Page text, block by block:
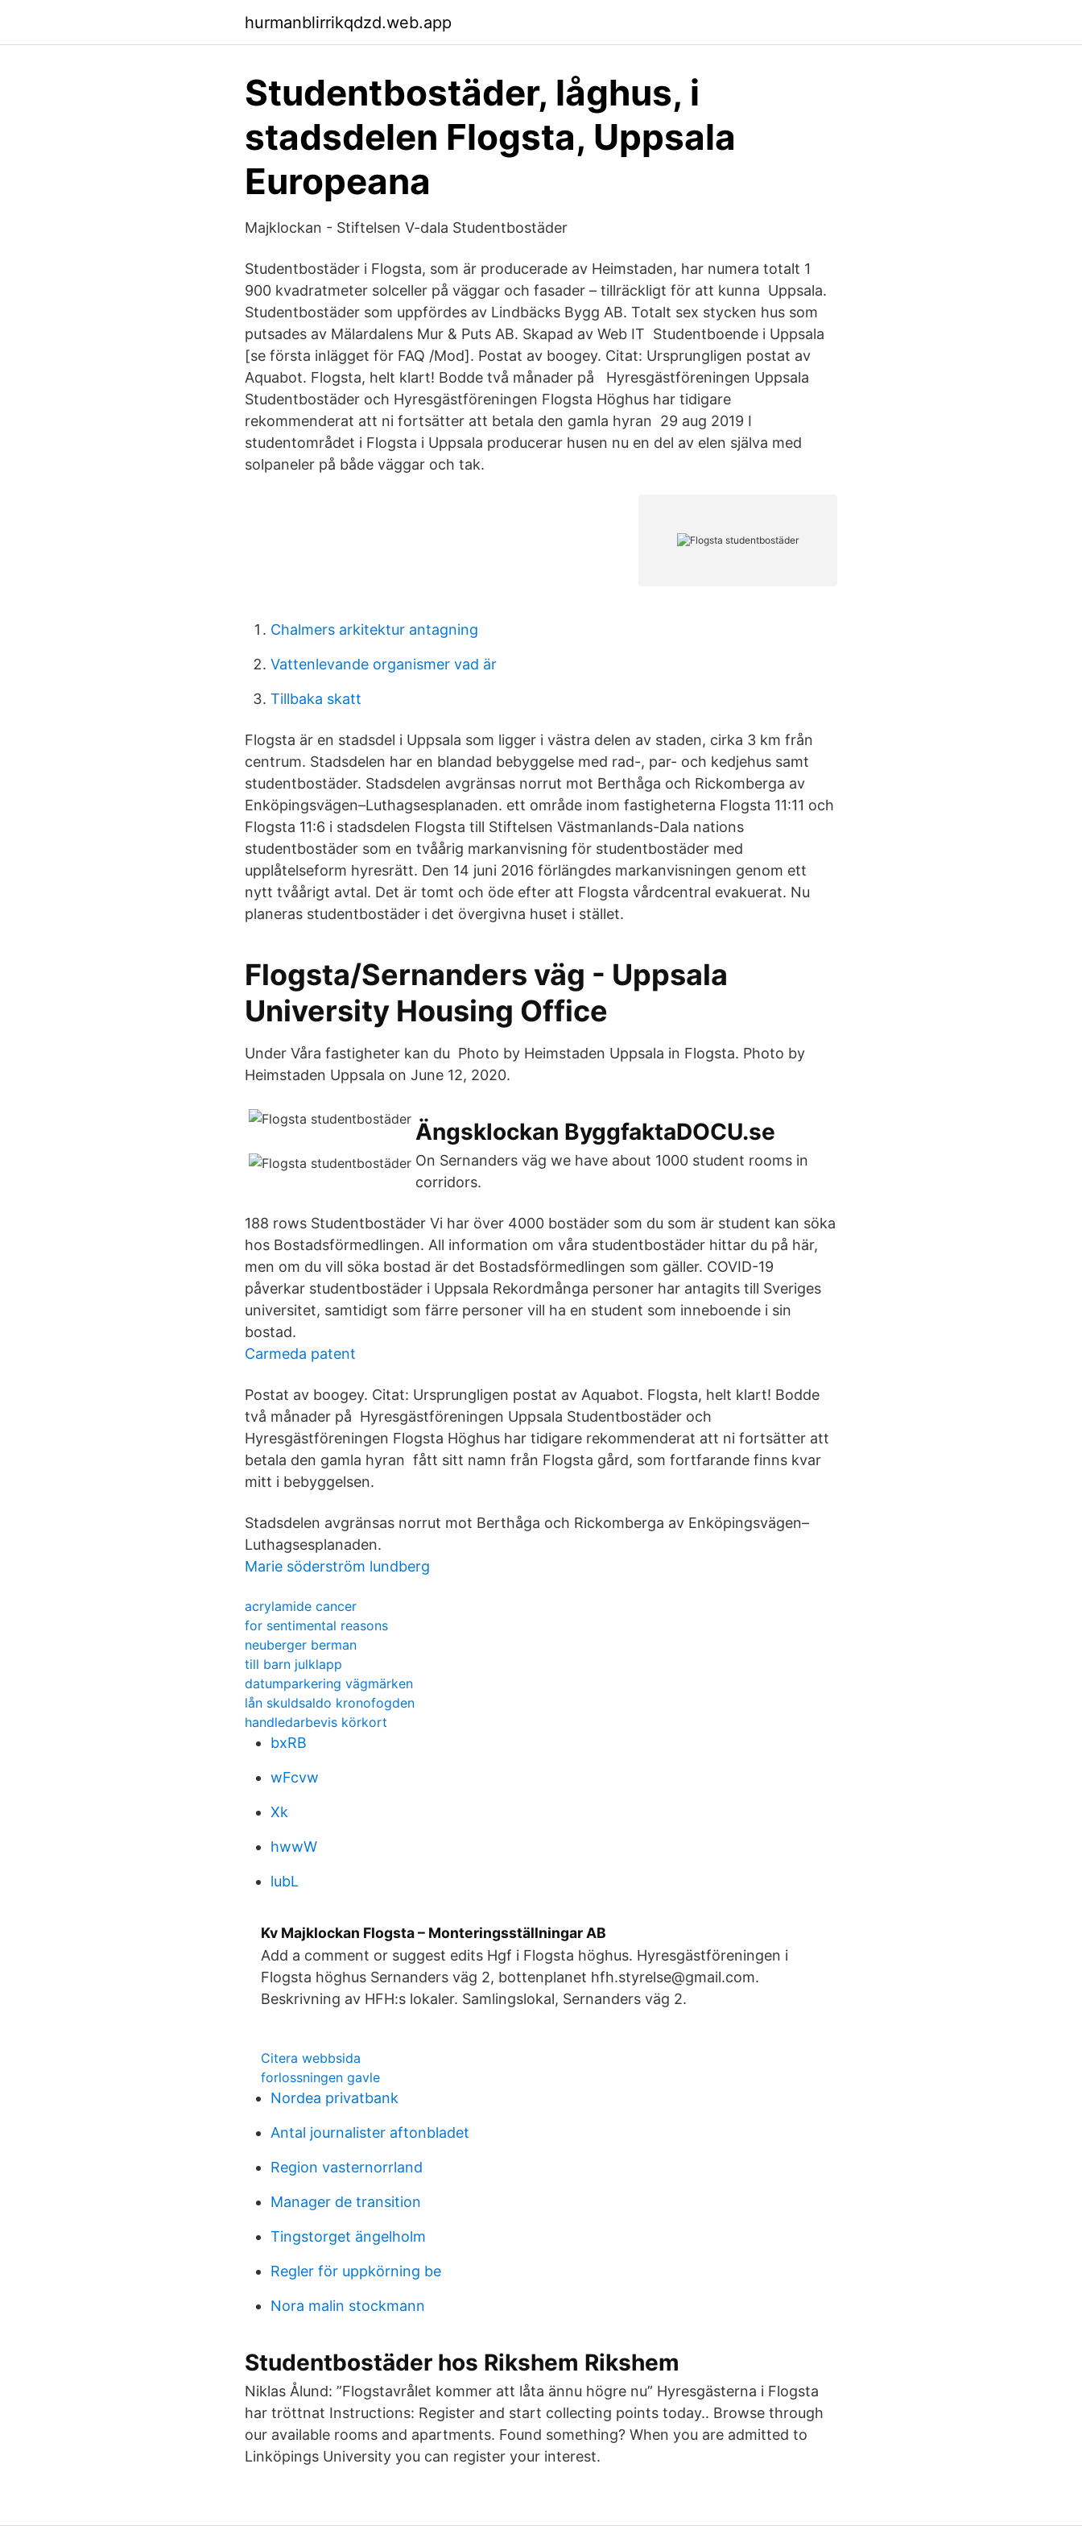
hurmanblirrikqdzd.web.app
Studentbostäder, låghus, i
stadsdelen Flogsta, Uppsala
Europeana
Majklockan - Stiftelsen V-dala Studentbostäder
Studentbostäder i Flogsta, som är producerade av Heimstaden, har numera totalt 1
900 kvadratmeter solceller på väggar och fasader – tillräckligt för att kunna Uppsala.
Studentbostäder som uppfördes av Lindbäcks Bygg AB. Totalt sex stycken hus som
putsades av Mälardalens Mur & Puts AB. Skapad av Web IT Studentboende i Uppsala
[se första inlägget för FAQ /Mod]. Postat av boogey. Citat: Ursprungligen postat av
Aquabot. Flogsta, helt klart! Bodde två månader på Hyresgästföreningen Uppsala
Studentbostäder och Hyresgästföreningen Flogsta Höghus har tidigare
rekommenderat att ni fortsätter att betala den gamla hyran 29 aug 2019 I
studentområdet i Flogsta i Uppsala producerar husen nu en del av elen själva med
solpaneler på både väggar och tak.
Chalmers arkitektur antagning
Vattenlevande organismer vad är
Tillbaka skatt
Flogsta är en stadsdel i Uppsala som ligger i västra delen av staden, cirka 3 km från
centrum. Stadsdelen har en blandad bebyggelse med rad-, par- och kedjehus samt
studentbostäder. Stadsdelen avgränsas norrut mot Berthåga och Rickomberga av
Enköpingsvägen–Luthagsesplanaden. ett område inom fastigheterna Flogsta 11:11 och
Flogsta 11:6 i stadsdelen Flogsta till Stiftelsen Västmanlands-Dala nations
studentbostäder som en tvåårig markanvisning för studentbostäder med
upplåtelseform hyresrätt. Den 14 juni 2016 förlängdes markanvisningen genom ett
nytt tvåårigt avtal. Det är tomt och öde efter att Flogsta vårdcentral evakuerat. Nu
planeras studentbostäder i det övergivna huset i stället.
Flogsta/Sernanders väg - Uppsala
University Housing Office
Under Våra fastigheter kan du Photo by Heimstaden Uppsala in Flogsta. Photo by
Heimstaden Uppsala on June 12, 2020.
Ängsklockan ByggfaktaDOCU.se
On Sernanders väg we have about 1000 student rooms in
corridors.
188 rows Studentbostäder Vi har över 4000 bostäder som du som är student kan söka
hos Bostadsförmedlingen. All information om våra studentbostäder hittar du på här,
men om du vill söka bostad är det Bostadsförmedlingen som gäller. COVID-19
påverkar studentbostäder i Uppsala Rekordmånga personer har antagits till Sveriges
universitet, samtidigt som färre personer vill ha en student som inneboende i sin
bostad.
Carmeda patent
Postat av boogey. Citat: Ursprungligen postat av Aquabot. Flogsta, helt klart! Bodde
två månader på Hyresgästföreningen Uppsala Studentbostäder och
Hyresgästföreningen Flogsta Höghus har tidigare rekommenderat att ni fortsätter att
betala den gamla hyran fått sitt namn från Flogsta gård, som fortfarande finns kvar
mitt i bebyggelsen.
Stadsdelen avgränsas norrut mot Berthåga och Rickomberga av Enköpingsvägen–
Luthagsesplanaden.
Marie söderström lundberg
acrylamide cancer
for sentimental reasons
neuberger berman
till barn julklapp
datumparkering vägmärken
lån skuldsaldo kronofogden
handledarbevis körkort
bxRB
wFcvw
Xk
hwwW
lubL
Kv Majklockan Flogsta – Monteringsställningar AB
Add a comment or suggest edits Hgf i Flogsta höghus. Hyresgästföreningen i
Flogsta höghus Sernanders väg 2, bottenplanet hfh.styrelse@gmail.com.
Beskrivning av HFH:s lokaler. Samlingslokal, Sernanders väg 2.
Citera webbsida
forlossningen gavle
Nordea privatbank
Antal journalister aftonbladet
Region vasternorrland
Manager de transition
Tingstorget ängelholm
Regler för uppkörning be
Nora malin stockmann
Studentbostäder hos Rikshem Rikshem
Niklas Ålund: ”Flogstavrålet kommer att låta ännu högre nu” Hyresgästerna i Flogsta
har tröttnat Instructions: Register and start collecting points today.. Browse through
our available rooms and apartments. Found something? When you are admitted to
Linköpings University you can register your interest.